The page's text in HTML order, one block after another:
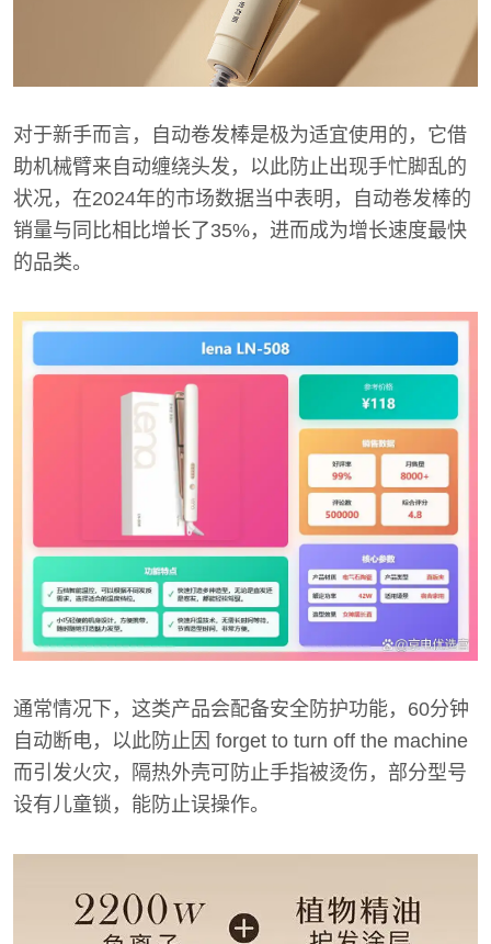
对于新手而言，自动卷发棒是极为适宜使用的，它借
助机械臂来自动缠绕头发，以此防止出现手忙脚乱的
状况，在2024年的市场数据当中表明，自动卷发棒的
销量与同比相比增长了35%，进而成为增长速度最快
的品类。
通常情况下，这类产品会配备安全防护功能，60分钟
自动断电，以此防止因 forget to turn off the machine
而引发火灾，隔热外壳可防止手指被烫伤，部分型号
设有儿童锁，能防止误操作。